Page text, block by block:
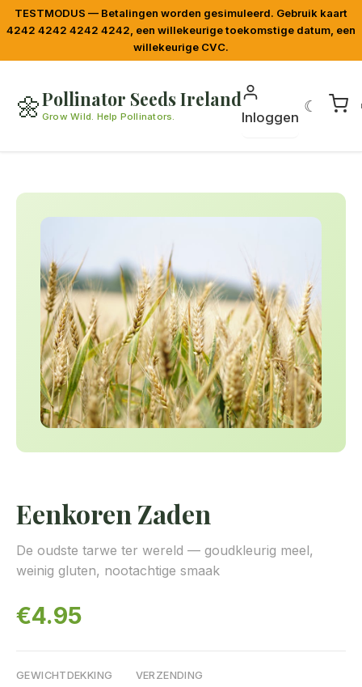
TESTMODUS — Betalingen worden gesimuleerd. Gebruik kaart
4242 4242 4242 4242, een willekeurige toekomstige datum, een
willekeurige CVC.
🌼Pollinator Seeds Ireland
Grow Wild. Help Pollinators. Inloggen
☾
Eenkoren Zaden
De oudste tarwe ter wereld — goudkleurig meel,
weinig gluten, nootachtige smaak
€4.95
GEWICHTDEKKING VERZENDING